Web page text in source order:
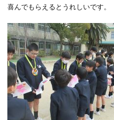
喜んでもらえるとうれしいです。